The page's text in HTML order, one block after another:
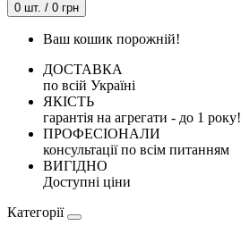
0 шт. / 0 грн
Ваш кошик порожній!
ДОСТАВКА
по всій Україні
ЯКІСТЬ
гарантія на агрегати - до 1 року!
ПРОФЕСІОНАЛИ
консультації по всім питанням
ВИГІДНО
Доступні ціни
Категорії